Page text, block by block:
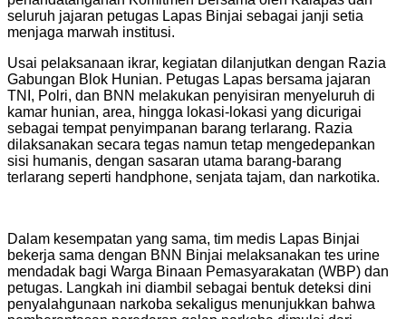
seluruh jajaran petugas Lapas Binjai sebagai janji setia
menjaga marwah institusi.
Usai pelaksanaan ikrar, kegiatan dilanjutkan dengan Razia
Gabungan Blok Hunian. Petugas Lapas bersama jajaran
TNI, Polri, dan BNN melakukan penyisiran menyeluruh di
kamar hunian, area, hingga lokasi-lokasi yang dicurigai
sebagai tempat penyimpanan barang terlarang. Razia
dilaksanakan secara tegas namun tetap mengedepankan
sisi humanis, dengan sasaran utama barang-barang
terlarang seperti handphone, senjata tajam, dan narkotika.
Dalam kesempatan yang sama, tim medis Lapas Binjai
bekerja sama dengan BNN Binjai melaksanakan tes urine
mendadak bagi Warga Binaan Pemasyarakatan (WBP) dan
petugas. Langkah ini diambil sebagai bentuk deteksi dini
penyalahgunaan narkoba sekaligus menunjukkan bahwa